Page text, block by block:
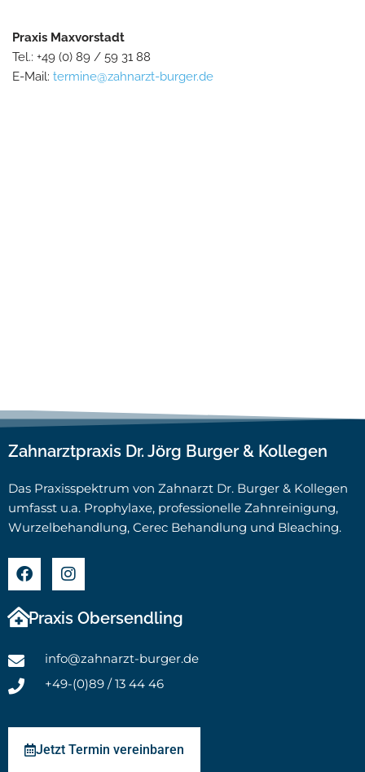
Praxis Maxvorstadt
Tel.: +49 (0) 89 / 59 31 88
E-Mail: termine@zahnarzt-burger.de
Zahnarztpraxis Dr. Jörg Burger & Kollegen
Das Praxisspektrum von Zahnarzt Dr. Burger & Kollegen
umfasst u.a. Prophylaxe, professionelle Zahnreinigung,
Wurzelbehandlung, Cerec Behandlung und Bleaching.
Praxis Obersendling
info@zahnarzt-burger.de
+49-(0)89 / 13 44 46
Jetzt Termin vereinbaren